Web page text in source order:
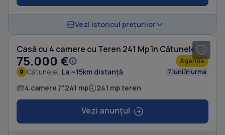
Vezi istoricul prețurilor
Casă cu 4 camere cu Teren 241 Mp în Cătunele
75.000 € Agenție
Cătunele La ~15km distanță 7 luni în urmă
4 camere 241 mp 241 mp teren
Vezi anunțul